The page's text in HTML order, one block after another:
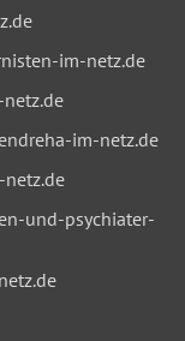
im-netz.de
im-netz.de
und-psychiater-